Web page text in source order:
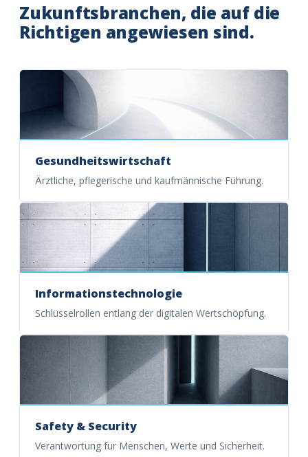
Zukunftsbranchen, die auf die
Richtigen angewiesen sind.
Gesundheitswirtschaft
Ärztliche, pflegerische und kaufmännische Führung.
Informationstechnologie
Schlüsselrollen entlang der digitalen Wertschöpfung.
Safety & Security
Verantwortung für Menschen, Werte und Sicherheit.